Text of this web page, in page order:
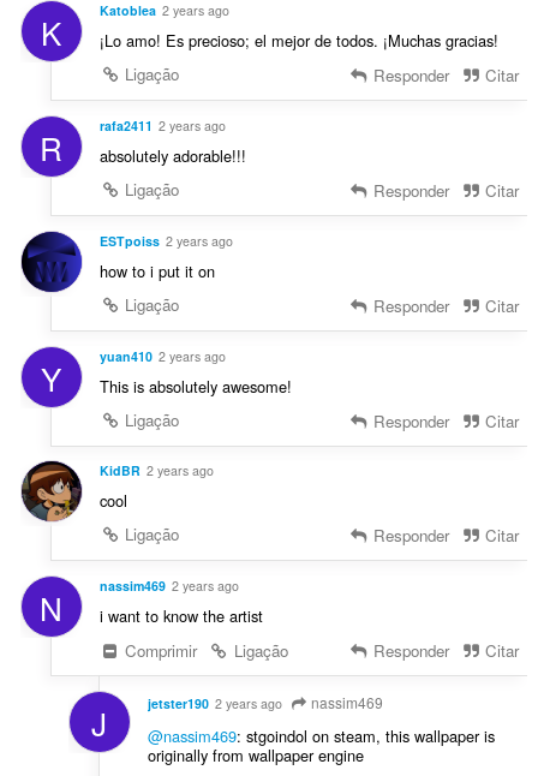
K Katoblea 2 years ago
¡Lo amo! Es precioso; el mejor de todos. ¡Muchas gracias!
Ligação
Responder Citar
R rafa2411 2 years ago
absolutely adorable!!!
Ligação
Responder Citar
ESTpoiss 2 years ago
how to i put it on
Ligação
Responder Citar
Y yuan410 2 years ago
This is absolutely awesome!
Ligação
Responder Citar
KidBR 2 years ago
cool
Ligação
Responder Citar
N nassim469 2 years ago
i want to know the artist
Comprimir
Ligação Responder Citar
J jetster190 2 years ago nassim469
@nassim469: stgoindol on steam, this wallpaper is
originally from wallpaper engine